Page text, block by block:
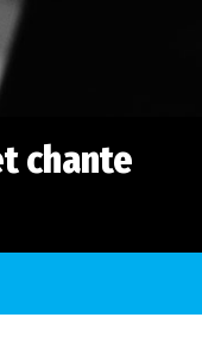
chante